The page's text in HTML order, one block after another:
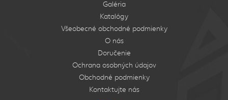
Galéria
Katalógy
Všeobecné obchodné podmienky
O nás
Doručenie
Ochrana osobných údajov
Obchodné podmienky
Kontaktujte nás